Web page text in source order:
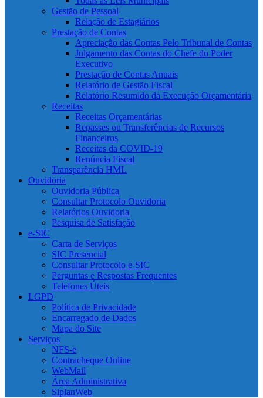
Gestão de Pessoal
Relação de Estagiários
Prestação de Contas
Apreciação das Contas Pelo Tribunal de Contas
Julgamento das Contas do Chefe do Poder
Executivo
Prestação de Contas Anuais
Relatório de Gestão Fiscal
Relatório Resumido da Execução Orçamentária
Receitas
Receitas Orçamentárias
Repasses ou Transferências de Recursos
Financeiros
Receitas da COVID-19
Renúncia Fiscal
Transparência HML
Ouvidoria
Ouvidoria Pública
Consultar Protocolo Ouvidoria
Relatórios Ouvidoria
Pesquisa de Satisfação
e-SIC
Carta de Serviços
SIC Presencial
Consultar Protocolo e-SIC
Perguntas e Respostas Frequentes
Telefones Úteis
LGPD
Política de Privacidade
Encarregado de Dados
Mapa do Site
Serviços
NFS-e
Contracheque Online
WebMail
Área Administrativa
SiplanWeb